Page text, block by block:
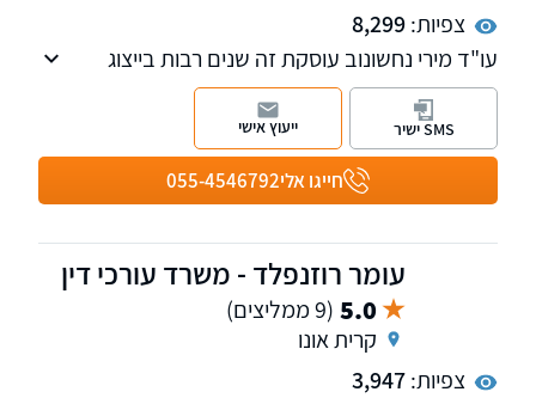
צפיות:8,299
עו"ד מירי נחשונוב עוסקת זה שנים רבות בייצוג
לקוחות מול משרד הפנים - רשות האוכלוסין
וההגירה, ומביאה עמה ידע משפטי מעמיק, ניסיון
רב שנים ויכולת מוכחת להתמודדות עם חסמים
בירוקרטיים מורכבים.חייגו אלי055-4546792
SMS ישיר ייעוץ אישי
עומר רוזנפלד - משרד עורכי דין
5.0 (9 ממליצים)
קרית אונו
צפיות:3,947